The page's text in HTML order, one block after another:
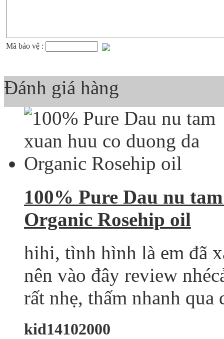
Mã bảo vệ :
Đánh giá hàng
100% Pure Dau nu
Organic Rosehip oil
hihi, tình hình là em đã
nên vào đây review
rất nhẹ, thấm nhanh qua
kid14102000